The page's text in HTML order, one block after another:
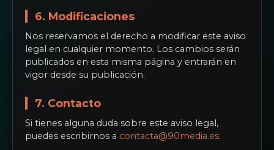
6. Modificaciones
Nos reservamos el derecho a modificar este aviso
legal en cualquier momento. Los cambios serán
publicados en esta misma página y entrarán en
vigor desde su publicación.
7. Contacto
Si tienes alguna duda sobre este aviso legal,
puedes escribirnos a contacta@90media.es.